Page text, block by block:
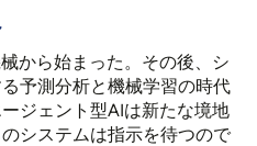
から始まった。その後、シ
予測分析と機械学習の時代
ジェント型AIは新たな境地
システムは指示を待つので